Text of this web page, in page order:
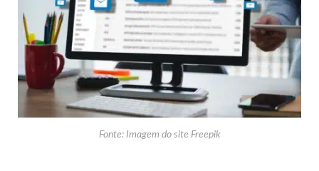
Fonte: Imagem do site Freepik